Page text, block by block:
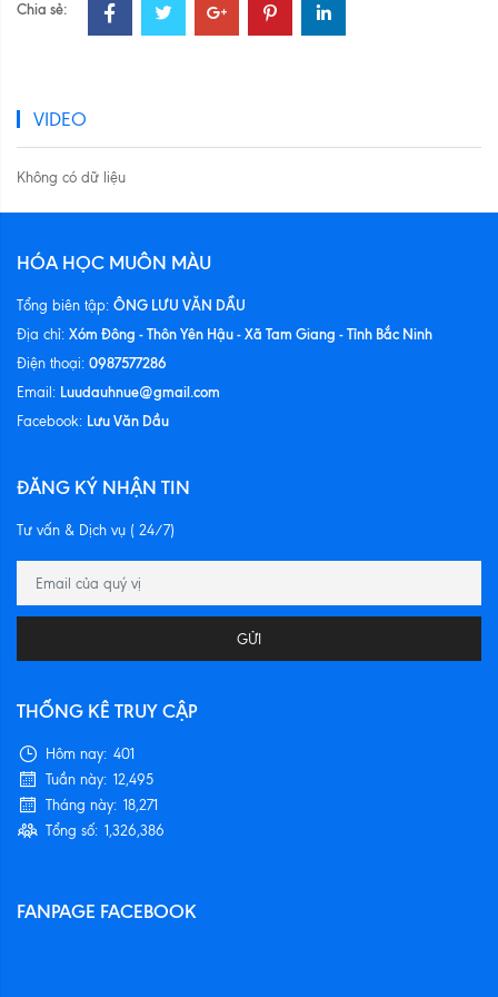
Chia sẻ:
VIDEO
Không có dữ liệu
HÓA HỌC MUÔN MÀU
Tổng biên tập: ÔNG LƯU VĂN DẦU
Địa chỉ: Xóm Đông - Thôn Yên Hậu - Xã Tam Giang - Tỉnh Bắc Ninh
Điện thoại: 0987577286
Email: Luudauhnue@gmail.com
Facebook: Lưu Văn Dầu
ĐĂNG KÝ NHẬN TIN
Tư vấn & Dịch vụ ( 24/7)
GỬI
THỐNG KÊ TRUY CẬP
Hôm nay: 401
Tuần này: 12,495
Tháng này: 18,271
Tổng số: 1,326,386
FANPAGE FACEBOOK